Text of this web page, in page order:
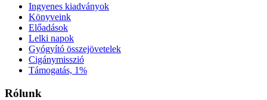
Ingyenes kiadványok
Könyveink
Előadások
Lelki napok
Gyógyító összejövetelek
Cigánymisszió
Támogatás, 1%
Rólunk